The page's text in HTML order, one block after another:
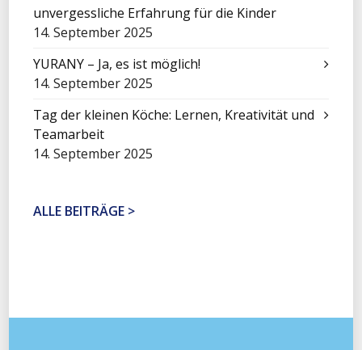
unvergessliche Erfahrung für die Kinder
14. September 2025
YURANY – Ja, es ist möglich!
14. September 2025
Tag der kleinen Köche: Lernen, Kreativität und
Teamarbeit
14. September 2025
ALLE BEITRÄGE >